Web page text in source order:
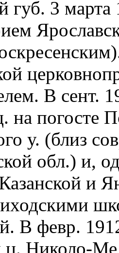
губ. 3
В сент.
погосте
у. (близ
обл.) и,
и
В февр.
ц. Николо-